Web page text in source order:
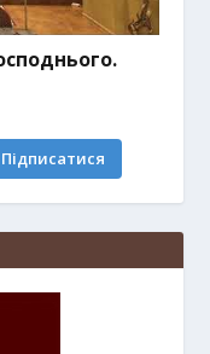
Підписатися